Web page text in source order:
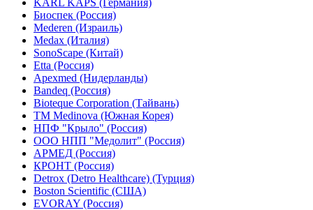
KARL KAPS (Германия)
Биоспек (Россия)
Mederen (Израиль)
Medax (Италия)
SonoScape (Китай)
Etta (Россия)
Apexmed (Нидерланды)
Bandeq (Россия)
Bioteque Corporation (Тайвань)
TM Medinova (Южная Корея)
НПФ "Крыло" (Россия)
ООО НПП "Медолит" (Россия)
АРМЕД (Россия)
КРОНТ (Россия)
Detrox (Detro Healthcare) (Турция)
Boston Scientific (США)
EVORAY (Россия)